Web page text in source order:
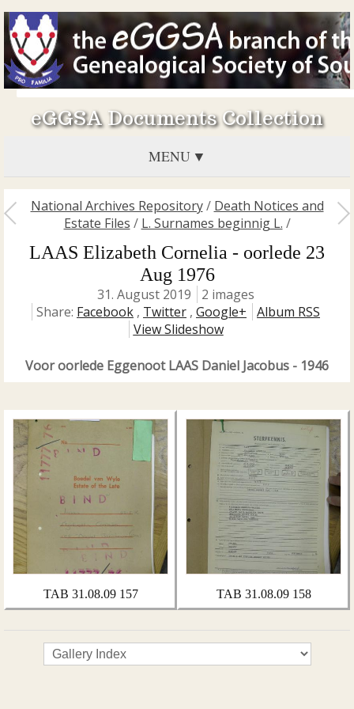
eGGSA Documents Collection
MENU
National Archives Repository/ Death Notices and
Estate Files / L. Surnames beginnig L. /
LAAS Elizabeth Cornelia - oorlede 23
Aug 1976
31. August 2019
2 images
Share: Facebook , Twitter , Google+
Album RSS
View Slideshow
Voor oorlede Eggenoot LAAS Daniel Jacobus - 1946
TAB 31.08.09 157 TAB 31.08.09 158